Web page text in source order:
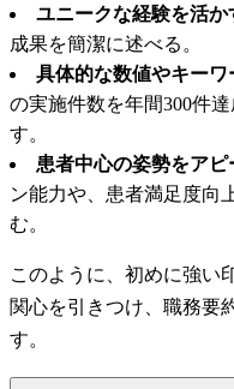
ユニークな経験を活か
成果を簡潔に述べる。
具体的な数値やキーワ
の実施件数を年間300件
す。
患者中心の姿勢をアピ
ン能力や、患者満足度向
む。
このように、初めに強い
関心を引きつけ、職務要
す。